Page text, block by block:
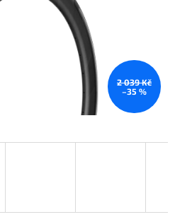
2 039 Kč
–35 %